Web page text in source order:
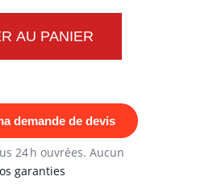
AU PANIER
demande de devis
24 h ouvrées. Aucun
garanties